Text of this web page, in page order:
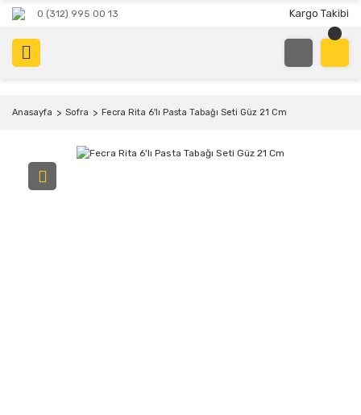
0 (312) 995 00 13 Kargo Takibi
Anasayfa Sofra Fecra Rita 6'lı Pasta Tabağı Seti Güz 21 Cm